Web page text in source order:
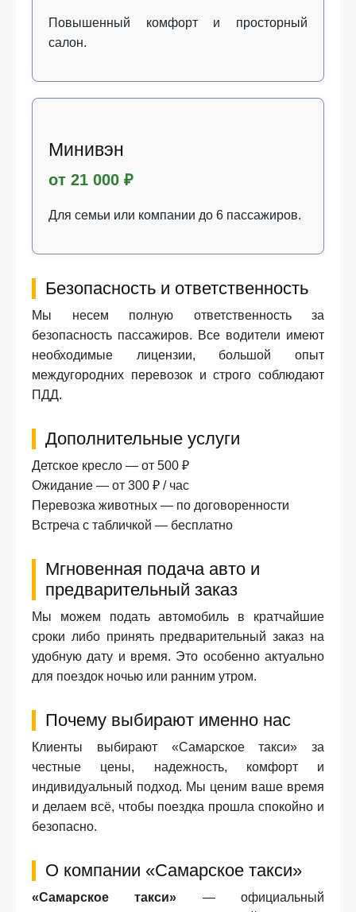
Повышенный комфорт и просторный
салон.
Минивэн
от 21 000 ₽
Для семьи или компании до 6 пассажиров.
Безопасность и ответственность
Мы несем полную ответственность за
безопасность пассажиров. Все водители имеют
необходимые лицензии, большой опыт
междугородних перевозок и строго соблюдают
ПДД.
Дополнительные услуги
Детское кресло — от 500 ₽
Ожидание — от 300 ₽ / час
Перевозка животных — по договоренности
Встреча с табличкой — бесплатно
Мгновенная подача авто и
предварительный заказ
Мы можем подать автомобиль в кратчайшие
сроки либо принять предварительный заказ на
удобную дату и время. Это особенно актуально
для поездок ночью или ранним утром.
Почему выбирают именно нас
Клиенты выбирают «Самарское такси» за
честные цены, надежность, комфорт и
индивидуальный подход. Мы ценим ваше время
и делаем всё, чтобы поездка прошла спокойно и
безопасно.
О компании «Самарское такси»
«Самарское такси» — официальный